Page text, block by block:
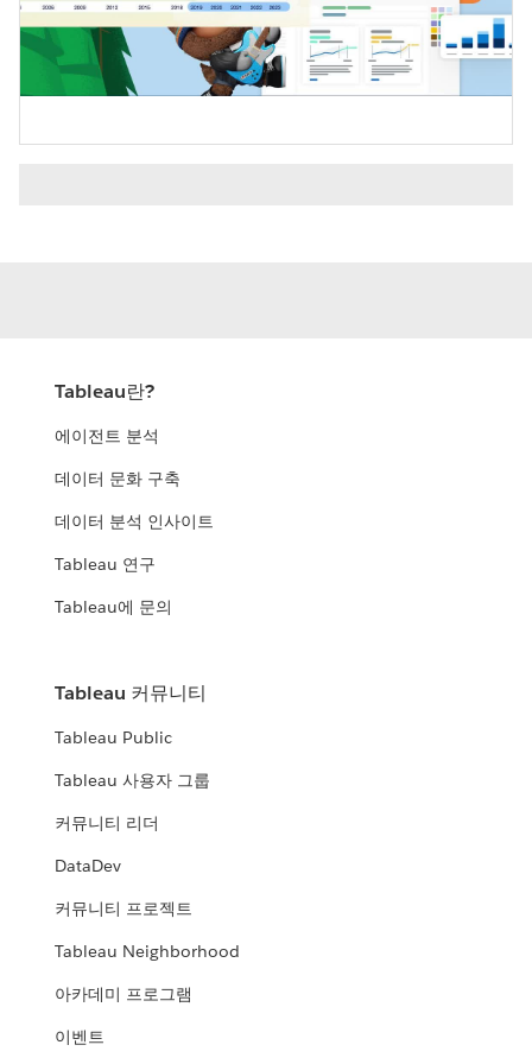
Video
Tableau란?
에이전트 분석
데이터 문화 구축
데이터 분석 인사이트
Tableau 연구
Tableau에 문의
Tableau 커뮤니티
Tableau Public
Tableau 사용자 그룹
커뮤니티 리더
DataDev
커뮤니티 프로젝트
Tableau Neighborhood
아카데미 프로그램
이벤트